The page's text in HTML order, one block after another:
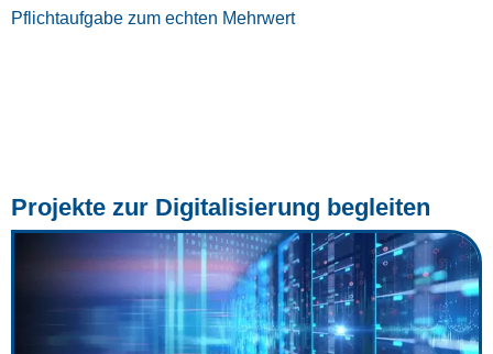
Pflichtaufgabe zum echten Mehrwert
Projekte zur Digitalisierung begleiten